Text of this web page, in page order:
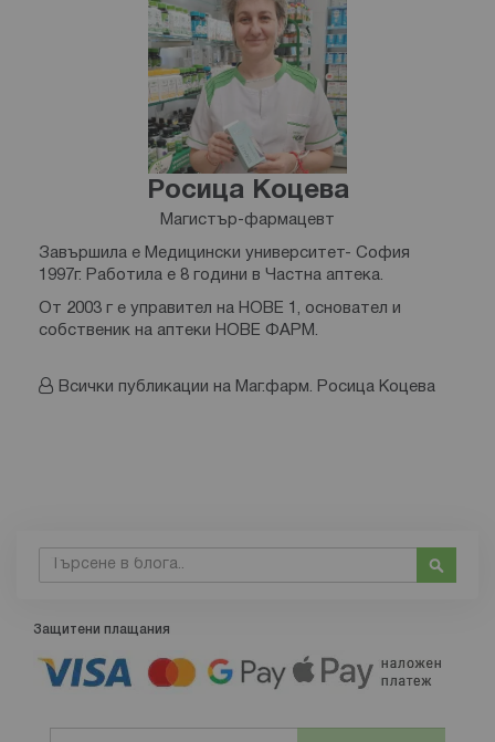
Росица Коцева
Магистър-фармацевт
Завършила е Медицински университет- София
1997г. Работила е 8 години в Частна аптека.
От 2003 г е управител на НОВЕ 1, основател и
собственик на аптеки НОВЕ ФАРМ.
Всички публикации на Маг.фарм. Росица Коцева
Търсене
Защитени плащания